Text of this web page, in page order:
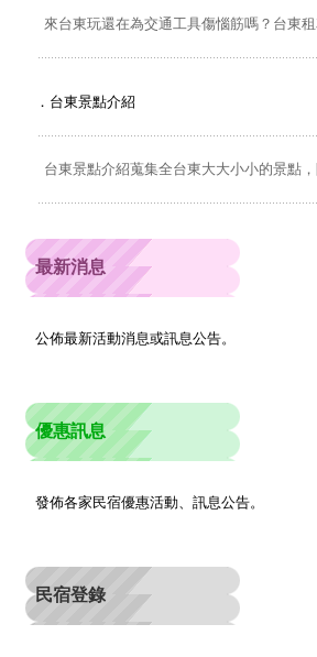
來台東玩還在為交通工具傷惱筋嗎？台東
． 台東景點介紹
台東景點介紹蒐集全台東大大小小的景點
最新消息
公佈最新活動消息或訊息公告。
優惠訊息
發佈各家民宿優惠活動、訊息公告。
民宿登錄